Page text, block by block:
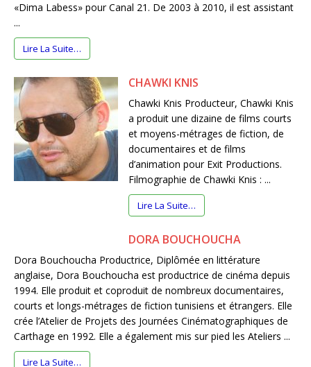
«Dima Labess» pour Canal 21. De 2003 à 2010, il est assistant
...
Lire La Suite…
CHAWKI KNIS
Chawki Knis Producteur, Chawki Knis
a produit une dizaine de films courts
et moyens-métrages de fiction, de
documentaires et de films
d’animation pour Exit Productions.
Filmographie de Chawki Knis : ...
Lire La Suite…
DORA BOUCHOUCHA
Dora Bouchoucha Productrice, Diplômée en littérature
anglaise, Dora Bouchoucha est productrice de cinéma depuis
1994. Elle produit et coproduit de nombreux documentaires,
courts et longs-métrages de fiction tunisiens et étrangers. Elle
crée l’Atelier de Projets des Journées Cinématographiques de
Carthage en 1992. Elle a également mis sur pied les Ateliers ...
Lire La Suite…